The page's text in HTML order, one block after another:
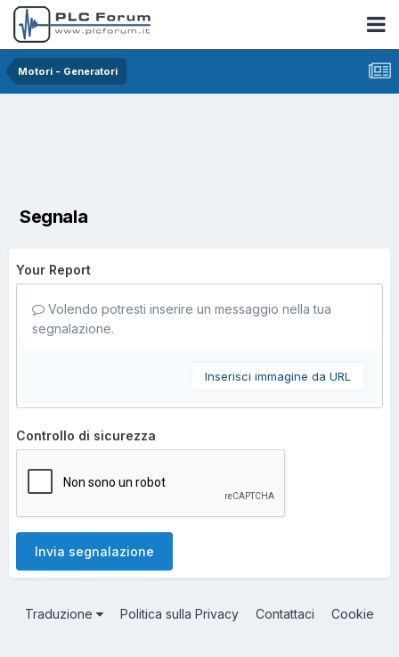
Motori - Generatori
Segnala
Your Report
Volendo potresti inserire un messaggio nella tua
segnalazione.
Inserisci immagine da URL
Controllo di sicurezza
Invia segnalazione
Traduzione Politica sulla Privacy Contattaci Cookie